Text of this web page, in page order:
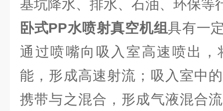
基坑降水、排水、石油、环保等
卧式PP水喷射真空机组具有一
通过喷嘴向吸入室高速喷出
能，形成高速射流；吸入室中
携带与之混合，形成气液混合